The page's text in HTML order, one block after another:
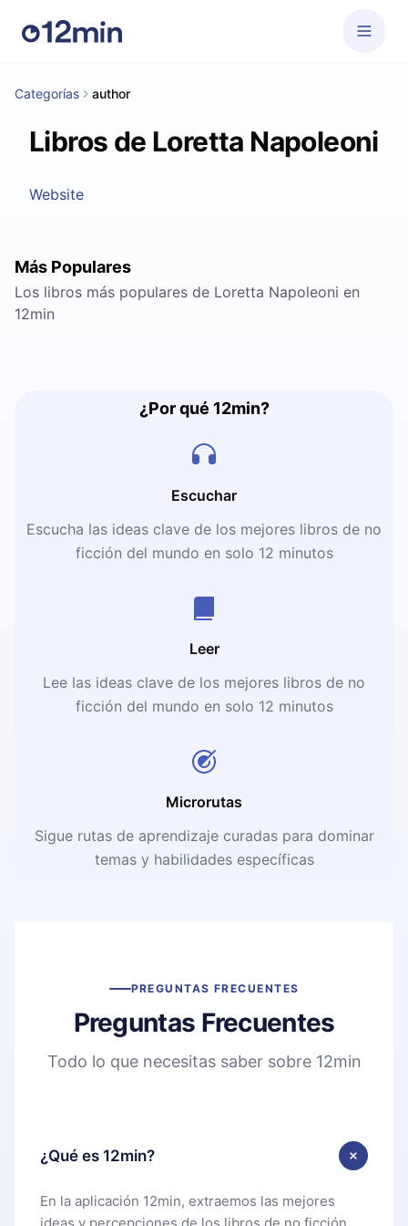
Categorías author
Libros de Loretta Napoleoni
Website
Más Populares
Los libros más populares de Loretta Napoleoni en
12min
¿Por qué 12min?
Escuchar
Escucha las ideas clave de los mejores libros de no
ficción del mundo en solo 12 minutos
Leer
Lee las ideas clave de los mejores libros de no
ficción del mundo en solo 12 minutos
Microrutas
Sigue rutas de aprendizaje curadas para dominar
temas y habilidades específicas
PREGUNTAS FRECUENTES
Preguntas Frecuentes
Todo lo que necesitas saber sobre 12min
¿Qué es 12min?
En la aplicación 12min, extraemos las mejores